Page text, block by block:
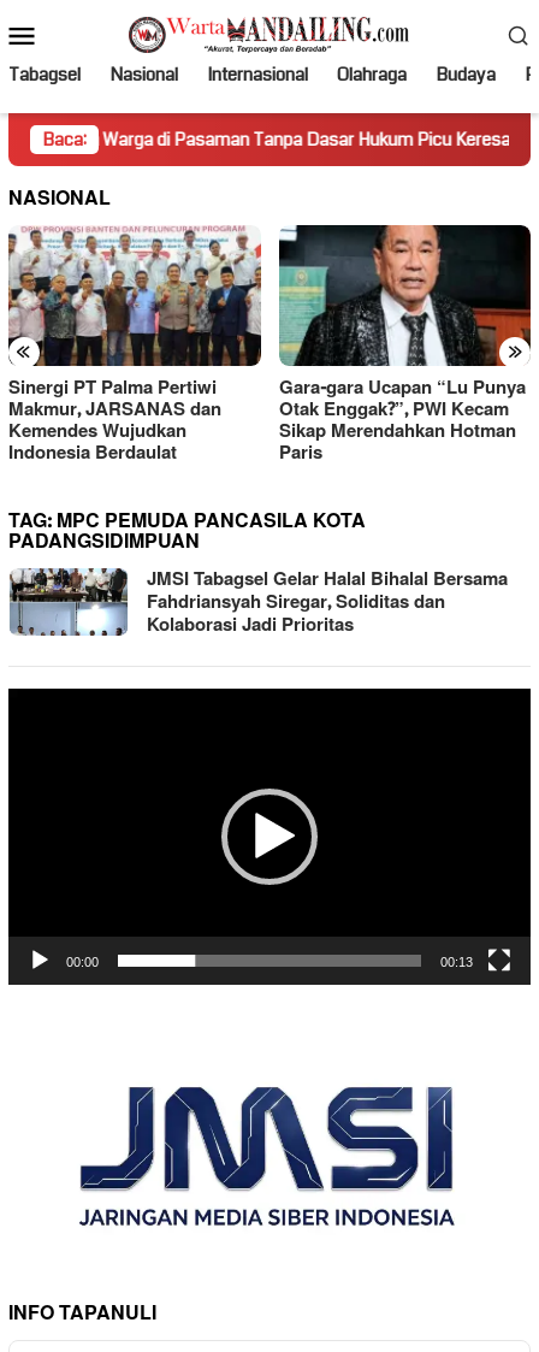
ke
kontenMobile
Tabagsel Nasional Internasional Olahraga Budaya
Baca:
Warga di Pasaman Tanpa Dasar Hukum Picu Keresahan
NASIONAL
« »
Sinergi PT Palma Pertiwi
Makmur, JARSANAS dan
Kemendes Wujudkan
Indonesia Berdaulat
Gara-gara Ucapan “Lu Punya
Otak Enggak?”, PWI Kecam
Sikap Merendahkan Hotman
Paris
TAG:MPC PEMUDA PANCASILA KOTA
PADANGSIDIMPUAN
JMSI Tabagsel Gelar Halal Bihalal Bersama
Fahdriansyah Siregar, Soliditas dan
Kolaborasi Jadi Prioritas
00:00 00:13
INFO TAPANULI